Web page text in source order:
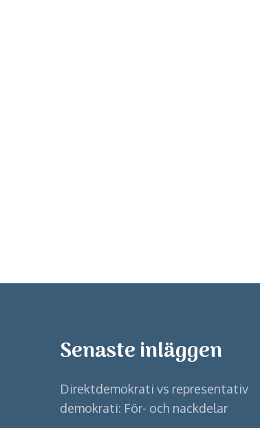
Senaste inläggen
Direktdemokrati vs representativ
demokrati: För- och nackdelar